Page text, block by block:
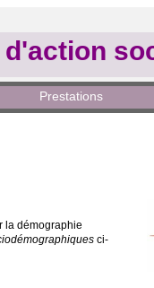
Prestations
la démographie
ci-